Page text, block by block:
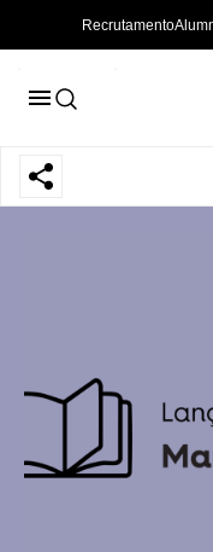
Recrutamento